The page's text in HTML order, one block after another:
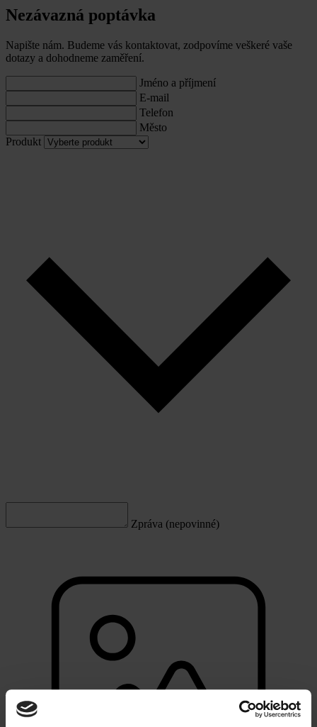
Nezávazná poptávka
Napište nám. Budeme vás kontaktovat, zodpovíme veškeré vaše
dotazy a dohodneme zaměření.
Jméno a příjmení
E-mail
Telefon
Město
Produkt
Zpráva (nepovinné)